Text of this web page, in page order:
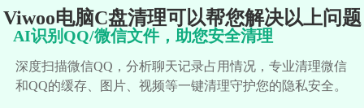
Viwoo电脑C盘清理可以帮您解决以上问题
AI识别QQ/微信文件，助您安全清理
深度扫描微信QQ，分析聊天记录占用情况，专业清理微信
和QQ的缓存、图片、视频等一键清理守护您的隐私安全。